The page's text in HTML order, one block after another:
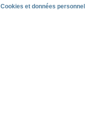
Cookies et données